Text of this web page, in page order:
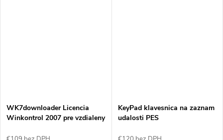
WK7downloader Licencia
Winkontrol 2007 pre vzdialeny
KeyPad klavesnica na zaznam
udalosti PES